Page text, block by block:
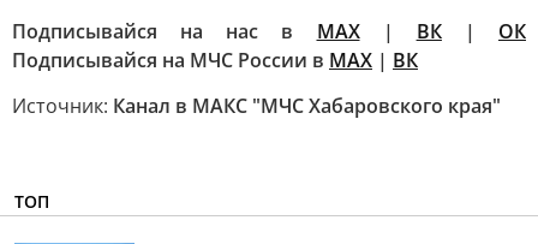
Подписывайся на нас в МАХ| ВК| ОК
Подписывайся на МЧС России в MAX | ВК
Источник: Канал в МАКС "МЧС Хабаровского края"
ТОП